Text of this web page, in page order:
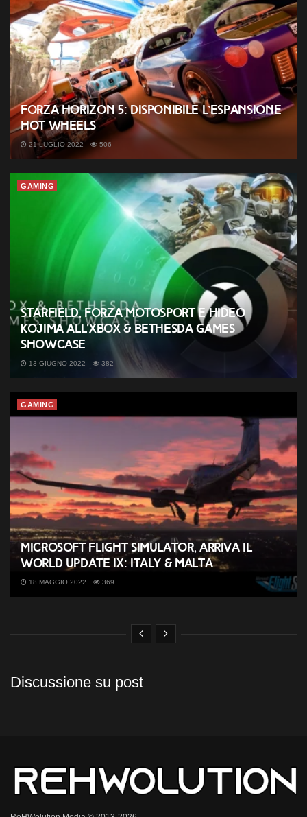
Forza Horizon 5: disponibile l’espansione
Hot Wheels
21 LUGLIO 2022 506
GAMING
Starfield, Forza Motosport e Hideo
Kojima all’Xbox & Bethesda Games
Showcase
13 GIUGNO 2022 382
GAMING
Microsoft Flight Simulator, arriva il
World Update IX: Italy & Malta
18 MAGGIO 2022 369
Discussione su post